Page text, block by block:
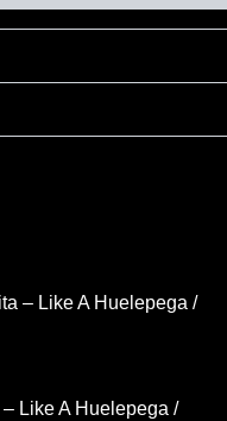
Like A Huelepega /